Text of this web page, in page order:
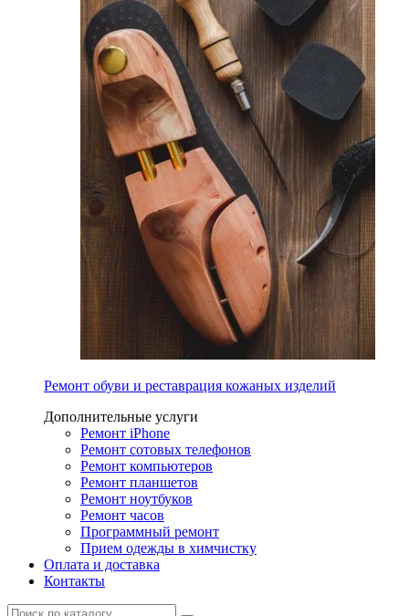
Ремонт обуви и реставрация кожаных изделий
Дополнительные услуги
Ремонт iPhone
Ремонт сотовых телефонов
Ремонт компьютеров
Ремонт планшетов
Ремонт ноутбуков
Ремонт часов
Программный ремонт
Прием одежды в химчистку
Оплата и доставка
Контакты